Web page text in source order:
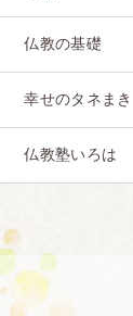
仏教の基礎
幸せのタネまき
仏教塾いろは